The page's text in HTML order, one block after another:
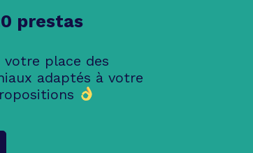
prestas
place des
adaptés à votre